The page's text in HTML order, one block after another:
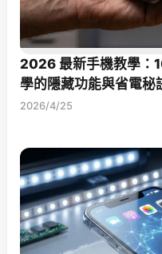
2026 最新手機教學：
學的隱藏功能與省電秘
2026/4/25